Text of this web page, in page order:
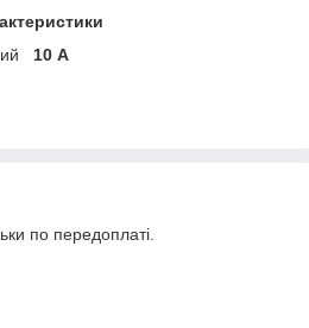
10 А
по передоплаті.